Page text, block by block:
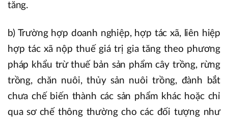
tăng.
b) Trường hợp doanh nghiệp, hợp tác xã, liên hiệp
hợp tác xã nộp thuế giá trị gia tăng theo phương
pháp khẩu trừ thuế bản sản phẩm cây trồng, rừng
trồng, chăn nuôi, thủy sản nuôi trồng, đành bắt
chưa chế biến thành các sản phẩm khác hoặc chỉ
qua sơ chế thông thường cho các đối tượng như